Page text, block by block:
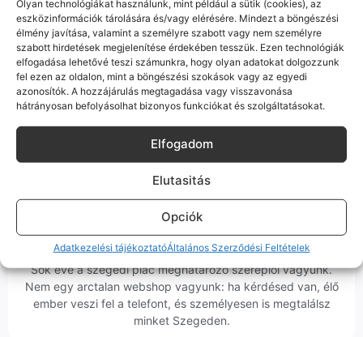
Olyan technológiákat használunk, mint például a sütik (cookies), az
eszközinformációk tárolására és/vagy elérésére. Mindezt a böngészési
élmény javítása, valamint a személyre szabott vagy nem személyre
szabott hirdetések megjelenítése érdekében tesszük. Ezen technológiák
elfogadása lehetővé teszi számunkra, hogy olyan adatokat dolgozzunk
fel ezen az oldalon, mint a böngészési szokások vagy az egyedi
azonosítók. A hozzájárulás megtagadása vagy visszavonása
hátrányosan befolyásolhat bizonyos funkciókat és szolgáltatásokat.
Elfogadom
Elutasitás
Opciók
Adatkezelési tájékoztatóÁltalános Szerződési Feltételek
Bizonyos esetekben gyári vagy prémium minőségű
alkatrészekre (pl. új akkumulátorra vagy kijelzőre)
cseréljük a régieket.
Ez mindig 100%-os, tesztelt állapotot jelent. iPhone-oknál
előfordulhat az "Ismeretlen alkatrész" jelzés, de ne aggódj, ez
csak a gyártó szoftveres üzenete – a telefonod ettől még
tökéletesen és hibátlanul teszi a dolgát! Ha valahol (pl. Samsung
S-széria) a gyárinál rosszabb minőségű az alkatrész, azt a
termékleírásban külön jelezzük neked.
100% Elérhetőség
Sok éve a szegedi piac meghatározó szereplői vagyunk.
Nem egy arctalan webshop vagyunk: ha kérdésed van, élő
ember veszi fel a telefont, és személyesen is megtalálsz
minket Szegeden.